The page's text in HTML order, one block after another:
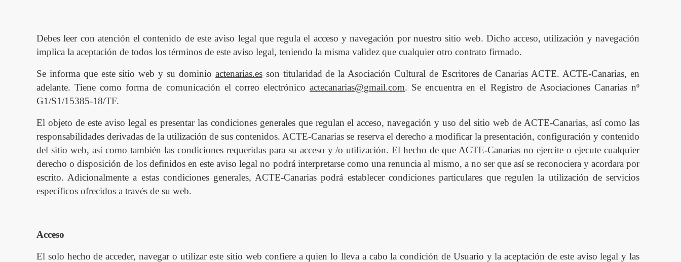
ayuda
a
la
navegación
Debes leer con atención el contenido de este aviso legal que regula el acceso y navegación por nuestro sitio web. Dicho acceso, utilización y navegación
implica la aceptación de todos los términos de este aviso legal, teniendo la misma validez que cualquier otro contrato firmado.
Se informa que este sitio web y su dominio actenarias.esson titularidad de la Asociación Cultural de Escritores de Canarias ACTE. ACTE-Canarias, en
adelante. Tiene como forma de comunicación el correo electrónico actecanarias@gmail.com. Se encuentra en el Registro de Asociaciones Canarias nº
G1/S1/15385-18/TF.
El objeto de este aviso legal es presentar las condiciones generales que regulan el acceso, navegación y uso del sitio web de ACTE-Canarias, asícomo las
responsabilidades derivadas de la utilización de sus contenidos. ACTE-Canarias se reserva el derecho a modificar la presentación, configuración y contenido
del sitio web, así como también las condiciones requeridas para su acceso y /o utilización. El hecho de que ACTE-Canarias no ejercite o ejecute cualquier
derecho o disposición de los definidos en este aviso legal no podrá interpretarse como una renuncia al mismo, a no ser que asíse reconociera y acordara por
escrito. Adicionalmente a estas condiciones generales, ACTE-Canarias podrá establecer condiciones particulares que regulen la utilización de servicios
específicos ofrecidos a través de su web.
Acceso
El solo hecho de acceder, navegar o utilizar este sitio web confiere a quien lo lleva a cabo la condición de Usuario y la aceptación de este aviso legal y las